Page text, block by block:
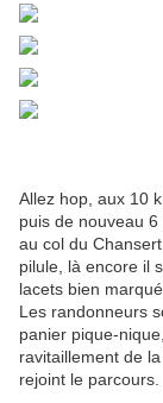
Allez hop, aux 10
puis de nouveau 6
au col du
pilule, là encore il
lacets bien
Les randonneurs
panier pique-
ravitaillement de
rejoint le parcours.